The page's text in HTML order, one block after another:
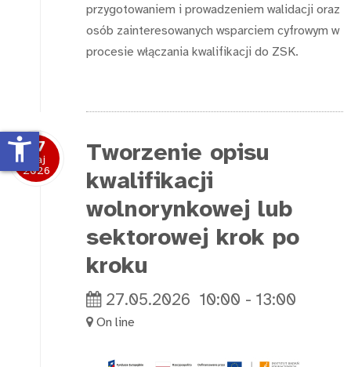
przygotowaniem i prowadzeniem walidacji oraz
osób zainteresowanych wsparciem cyfrowym w
procesie włączania kwalifikacji do ZSK.
27
Maj
2026
Tworzenie opisu
kwalifikacji
wolnorynkowej lub
sektorowej krok po
kroku
27.05.2026 10:00 - 13:00
On line
accessibility_new